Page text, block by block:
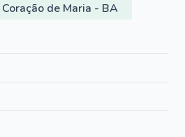
de Maria - BA